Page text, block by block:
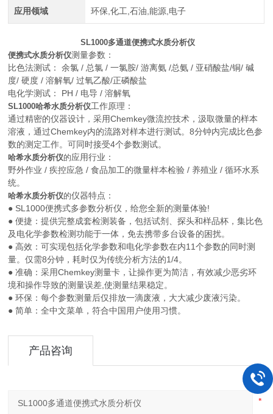
应用领域 环保,化工,石油,能源,电子
SL1000多通道便携式水质分析仪
便携式水质分析仪测量参数：
比色法测试： 余氯 / 总氯 / 一氯胺/ 游离氨 /总氨 / 亚硝酸盐/铜/ 碱
度/ 硬度 / 溶解氧/ 过氧乙酸/正磷酸盐
电化学测试： PH / 电导 / 溶解氧
SL1000哈希水质分析仪工作原理：
通过精密的仪器设计，采用Chemkey微流控技术，汲取微量的样本
溶液，通过Chemkey内的流路对样本进行测试。8分钟内完成比色参
数的测定工作。可同时接受4个参数测试。
哈希水质分析仪的应用行业：
野外作业 / 疾控应急 / 食品加工的微量样本检验 / 养殖业 / 循环水系
统。
哈希水质分析仪的仪器特点：
● SL1000便携式多参数分析仪，给您全新的测量体验!
● 便捷：提供完整成套检测装备，包括试剂、探头和样品杯，集比色
及电化学参数检测功能于一体，免去携带多台设备的困扰。
● 高效：可实现包括化学参数和电化学参数在内11个参数的同时测
量。仅需8分钟，耗时仅为传统分析方法的1/4。
● 准确：采用Chemkey测量卡，让操作更为简洁，有效减少恶劣环
境和操作导致的测量误差,使测量结果稳定。
● 环保：每个参数测量后仅排放一滴废液，大大减少废液污染。
● 简单：全中文菜单，符合中国用户使用习惯。
产品咨询